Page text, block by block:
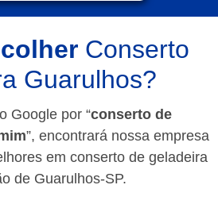
Conserto
Guarulhos?
Google por “conserto de
”, encontrará nossa empresa
em conserto de geladeira
de Guarulhos-SP.